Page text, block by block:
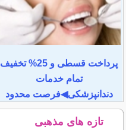
پرداخت قسطی و 25% تخفیف
تمام خدمات
دندانپزشکی◀فرصت محدود
تازه های مذهبی